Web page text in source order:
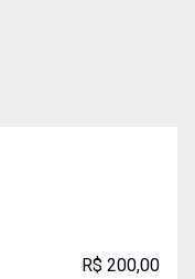
R$ 200,00